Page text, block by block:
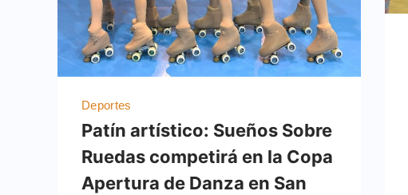
Deportes
Patín artístico: Sueños Sobre
Ruedas competirá en la Copa
Apertura de Danza en San